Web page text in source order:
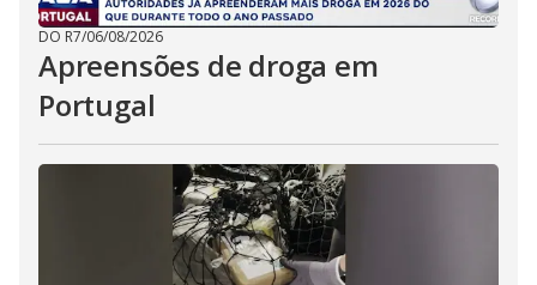
DO R7/06/08/2026
Apreensões de droga em
Portugal